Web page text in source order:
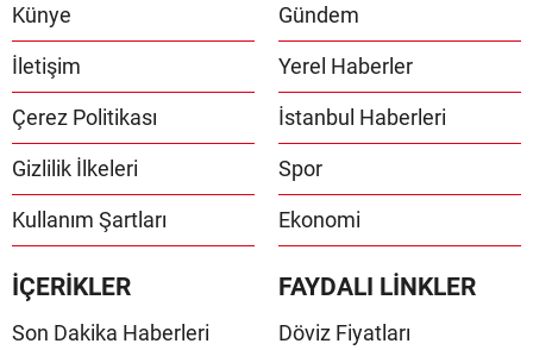
Künye
İletişim
Çerez Politikası
Gizlilik İlkeleri
Kullanım Şartları
Gündem
Yerel Haberler
İstanbul Haberleri
Spor
Ekonomi
İÇERİKLER
Son Dakika Haberleri
FAYDALI LİNKLER
Döviz Fiyatları